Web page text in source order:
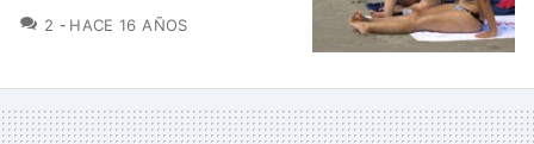
2 COMENTARIOS
HACE 16 AÑOS